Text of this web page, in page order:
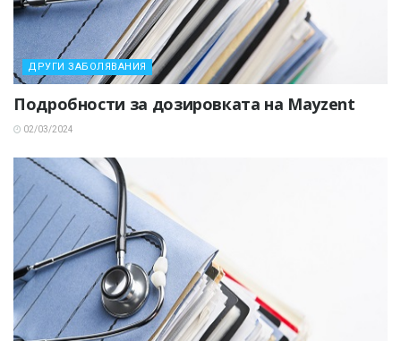
ДРУГИ ЗАБОЛЯВАНИЯ
Подробности за дозировката на Mayzent
02/03/2024